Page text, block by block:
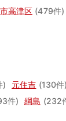
高津区 (479件)
) 元住吉 (130件)
件) 綱島 (232